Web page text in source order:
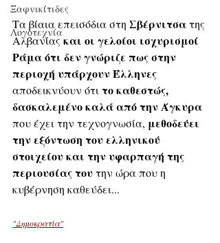
Ξαφνικίτιδες
Λογοτεχνία
Τα βίαια επεισόδια στη Σβέρνιτσα της
Αλβανίας και οι γελοίοι ισχυρισμοί
Ράμα ότι δεν γνώριζε πως στην
περιοχή υπάρχουν Έλληνες
αποδεικνύουν ότι το καθεστώς,
δασκαλεμένο καλά από την Άγκυρα
που έχει την τεχνογνωσία, μεθοδεύει
την εξόντωση του ελληνικού
στοιχείου και την υφαρπαγή της
περιουσίας του την ώρα που η
κυβέρνηση καθεύδει...
"Δημοκρατία"